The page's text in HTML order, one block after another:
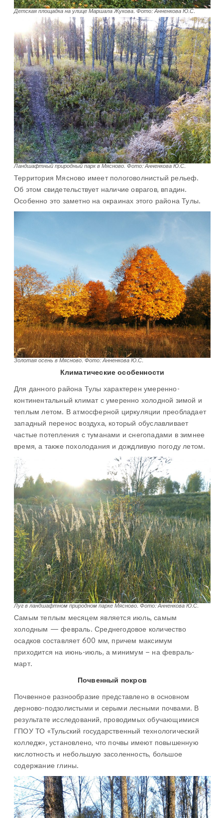
Детская площадка на улице Маршала Жукова. Фото: Анненкова Ю.С.
Ландшафтный природный парк в Мясново.Фото: Анненкова Ю.С.
Территория Мясново имеет пологоволнистый рельеф.
Об этом свидетельствует наличие оврагов, впадин.
Особенно это заметно на окраинах этого района Тулы.
Золотая осень в Мясново. Фото: Анненкова Ю.С.
Климатические особенности
Для данного района Тулы характерен умеренно-
континентальный климат с умеренно холодной зимой и
теплым летом. В атмосферной циркуляции преобладает
западный перенос воздуха, который обуславливает
частые потепления с туманами и снегопадами в зимнее
время, а также похолодания и дождливую погоду летом.
Луг в ландшафтном природном парке Мясново. Фото: Анненкова Ю.С.
Самым теплым месяцем является июль, самым
холодным — февраль. Среднегодовое количество
осадков составляет 600 мм, причем максимум
приходится на июнь-июль, а минимум – на февраль-
март.
Почвенный покров
Почвенное разнообразие представлено в основном
дерново-подзолистыми и серыми лесными почвами. В
результате исследований, проводимых обучающимися
ГПОУ ТО «Тульский государственный технологический
колледж», установлено, что почвы имеют повышенную
кислотность и небольшую засоленность, большое
содержание глины.